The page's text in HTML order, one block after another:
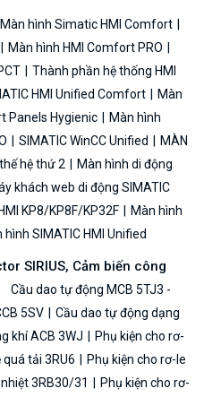
Màn hình Simatic HMI Comfort
Màn hình HMI Comfort PRO
Thành phần hệ thống HMI
HMI Unified Comfort
Màn
Panels Hygienic
Màn hình
SIMATIC WinCC Unified
MÀN
hệ thứ 2
Màn hình di động
khách web di động SIMATIC
KP8/KP8F/KP32F
Màn hình
hình SIMATIC HMI Unified
SIRIUS, Cảm biến công
Cầu dao tự động MCB 5TJ3 -
5SV
Cầu dao tự động dạng
khí ACB 3WJ
Phụ kiện cho rơ-
quá tải 3RU6
Phụ kiện cho rơ-le
3RB30/31
Phụ kiện cho rơ-